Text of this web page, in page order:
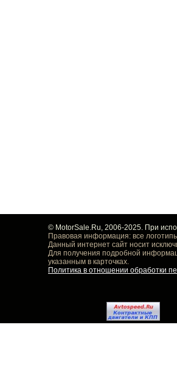
© MotorSale.Ru, 2006-2025. При
Правовая информация: все
Данный интернет сайт носит
Для получения подробной
указанным в карточках.
Политика в отношении обработки